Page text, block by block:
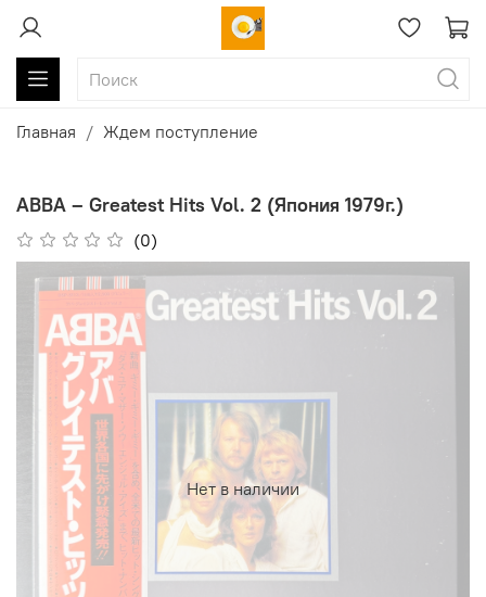
Главная Ждем поступление
ABBA ‎– Greatest Hits Vol. 2 (Япония 1979г.)
(0)
Нет в наличии